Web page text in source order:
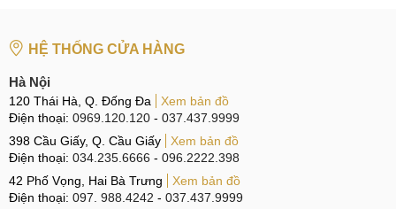
HỆ THỐNG CỬA HÀNG
Hà Nội
120 Thái Hà, Q. Đống Đa
Xem bản đồ
Điện thoại: 0969.120.120 - 037.437.9999
398 Cầu Giấy, Q. Cầu Giấy
Xem bản đồ
Điện thoại: 034.235.6666 - 096.2222.398
42 Phố Vọng, Hai Bà Trưng
Xem bản đồ
Điện thoại: 097. 988.4242 - 037.437.9999